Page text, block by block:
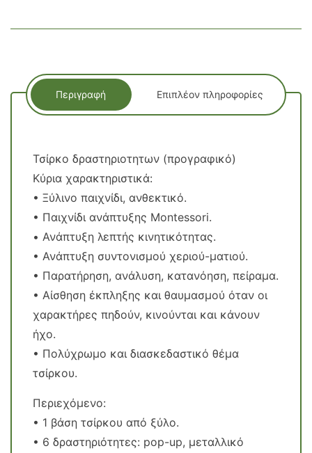
Περιγραφή Επιπλέον πληροφορίες
Τσίρκο δραστηριοτητων (προγραφικό)
Κύρια χαρακτηριστικά:
• Ξύλινο παιχνίδι, ανθεκτικό.
• Παιχνίδι ανάπτυξης Montessori.
• Ανάπτυξη λεπτής κινητικότητας.
• Ανάπτυξη συντονισμού χεριού-ματιού.
• Παρατήρηση, ανάλυση, κατανόηση, πείραμα.
• Αίσθηση έκπληξης και θαυμασμού όταν οι
χαρακτήρες πηδούν, κινούνται και κάνουν
ήχο.
• Πολύχρωμο και διασκεδαστικό θέμα
τσίρκου.
Περιεχόμενο:
• 1 βάση τσίρκου από ξύλο.
• 6 δραστηριότητες: pop-up, μεταλλικό